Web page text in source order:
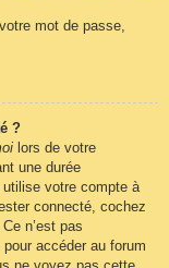
mot de passe,
?
lors de votre
une durée
utilise votre compte à
connecté, cochez
n’est pas
accéder au forum